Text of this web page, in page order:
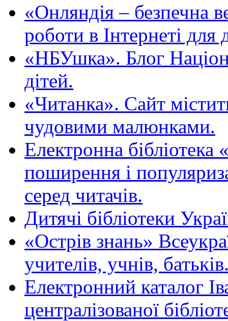
«Oнляндія – безпечна
роботи в Інтернеті для
«НБУшка». Блог
дітей.
«Читанка». Сайт
чудовими малюнками.
Електронна
поширення і
серед читачів.
Дитячі бібліотеки
«Острів знань»
учителів, учнів,
Електронний каталог
централізованої